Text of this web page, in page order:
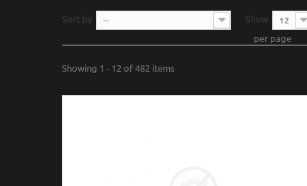
Sort by -- Show 12
per page
Showing 1 - 12 of 482 items